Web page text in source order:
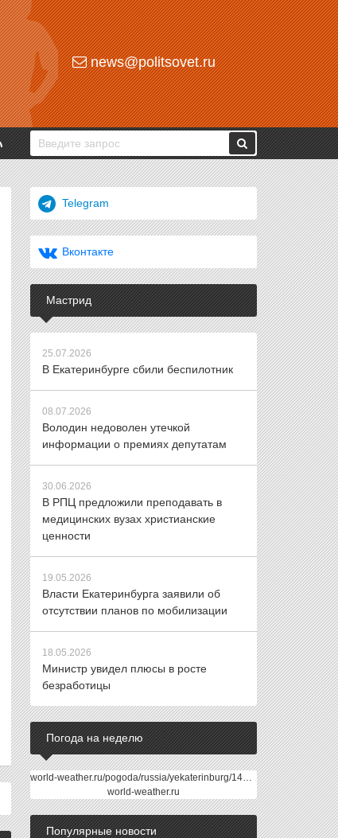
news@politsovet.ru
Telegram
Вконтакте
Мастрид
25.07.2026
В Екатеринбурге сбили беспилотник
08.07.2026
Володин недоволен утечкой
информации о премиях депутатам
30.06.2026
В РПЦ предложили преподавать в
медицинских вузах христианские
ценности
19.05.2026
Власти Екатеринбурга заявили об
отсутствии планов по мобилизации
18.05.2026
Министр увидел плюсы в росте
безработицы
Погода на неделю
world-weather.ru/pogoda/russia/yekaterinburg/14days/
world-weather.ru
Популярные новости